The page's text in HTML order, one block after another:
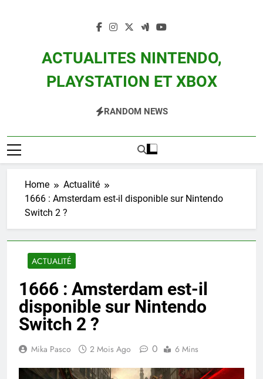
ACTUALITES NINTENDO,
PLAYSTATION ET XBOX
Zelda, Splatoon, Pokemon Entre Autres
RANDOM NEWS
Home
Actualité
1666 : Amsterdam est-il disponible sur Nintendo
Switch 2 ?
ACTUALITÉ
1666 : Amsterdam est-il
disponible sur Nintendo
Switch 2 ?
Mika Pasco 2 Mois Ago 0 6 Mins